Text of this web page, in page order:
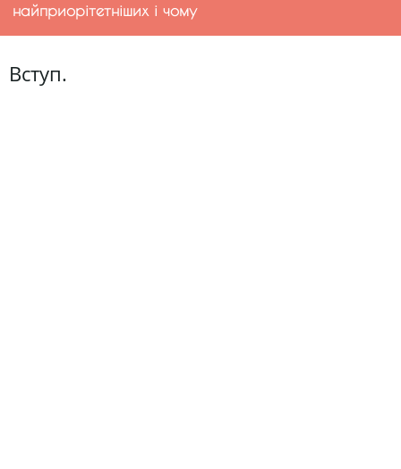
найприорітетніших і чому
Вступ.